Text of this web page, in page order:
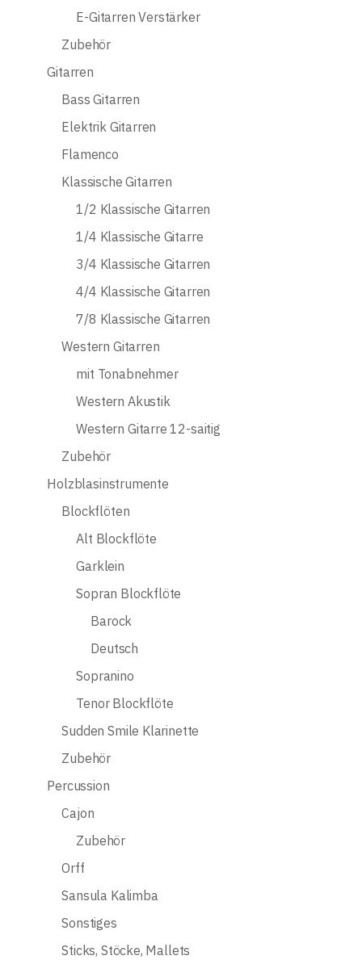
E-Gitarren Verstärker
Zubehör
Gitarren
Bass Gitarren
Elektrik Gitarren
Flamenco
Klassische Gitarren
1/2 Klassische Gitarren
1/4 Klassische Gitarre
3/4 Klassische Gitarren
4/4 Klassische Gitarren
7/8 Klassische Gitarren
Western Gitarren
mit Tonabnehmer
Western Akustik
Western Gitarre 12-saitig
Zubehör
Holzblasinstrumente
Blockflöten
Alt Blockflöte
Garklein
Sopran Blockflöte
Barock
Deutsch
Sopranino
Tenor Blockflöte
Sudden Smile Klarinette
Zubehör
Percussion
Cajon
Zubehör
Orff
Sansula Kalimba
Sonstiges
Sticks, Stöcke, Mallets